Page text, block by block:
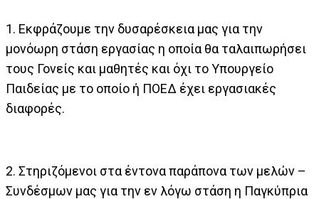
1. Εκφράζουμε την δυσαρέσκεια μας για την
μονόωρη στάση εργασίας η οποία θα ταλαιπωρήσει
τους Γονείς και μαθητές και όχι το Υπουργείο
Παιδείας με το οποίο ή ΠΟΕΔ έχει εργασιακές
διαφορές.
2. Στηριζόμενοι στα έντονα παράπονα των μελών –
Συνδέσμων μας για την εν λόγω στάση η Παγκύπρια